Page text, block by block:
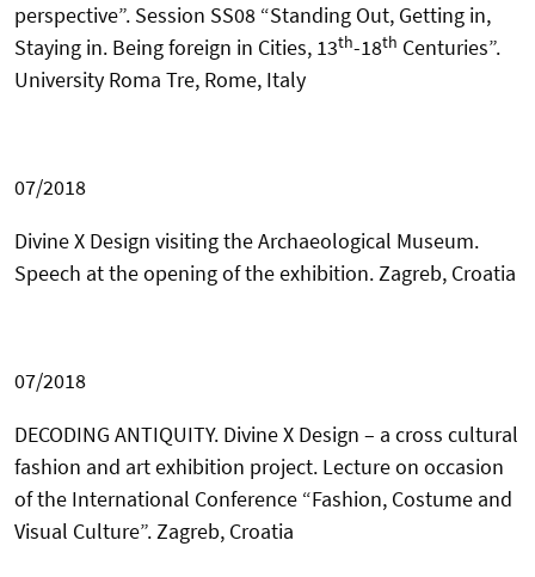
perspective”. Session SS08 “Standing Out, Getting in,
Staying in. Being foreign in Cities, 13th-18th Centuries”.
University Roma Tre, Rome, Italy
07/2018
Divine X Design visiting the Archaeological Museum.
Speech at the opening of the exhibition. Zagreb, Croatia
07/2018
DECODING ANTIQUITY. Divine X Design – a cross cultural
fashion and art exhibition project. Lecture on occasion
of the International Conference “Fashion, Costume and
Visual Culture”. Zagreb, Croatia